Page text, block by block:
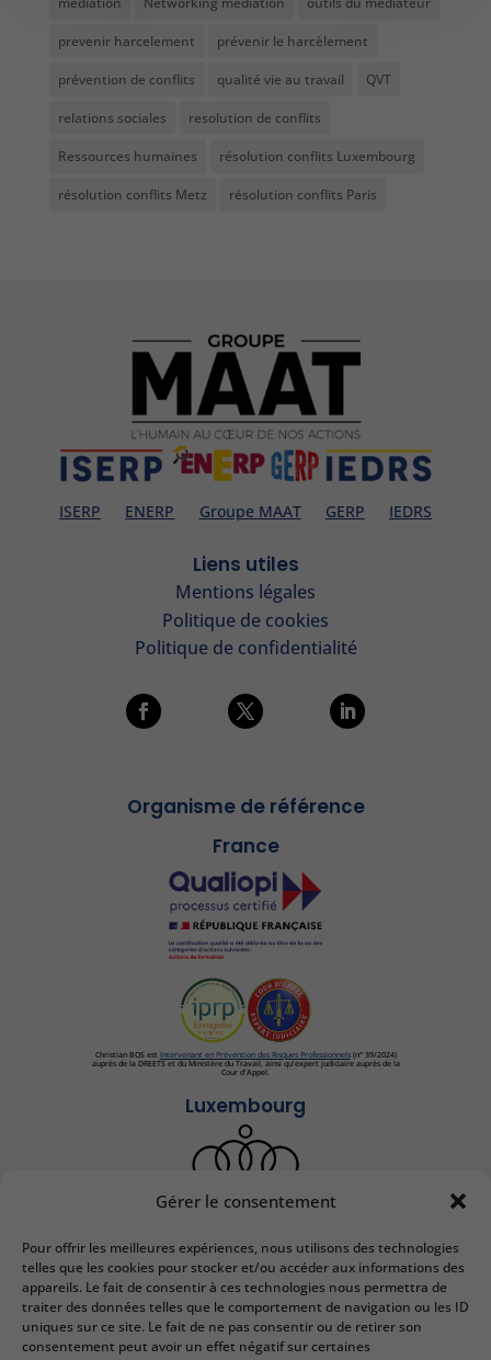
Gérer le consentement
Pour offrir les meilleures expériences, nous utilisons des technologies
telles que les cookies pour stocker et/ou accéder aux informations des
appareils. Le fait de consentir à ces technologies nous permettra de
traiter des données telles que le comportement de navigation ou les ID
uniques sur ce site. Le fait de ne pas consentir ou de retirer son
consentement peut avoir un effet négatif sur certaines
prevenir harcelement prévenir le harcèlement
prévention de conflits qualité vie au travail QVT
relations sociales resolution de conflits
Ressources humaines résolution conflits Luxembourg
résolution conflits Metz résolution conflits Paris
Organisme de référence
France
Christian BOS est Intervenant en Prévention des Risques Professionnels(n° 39/2024)
auprès de la DREETS et du Ministère du Travail, ainsi qu'expert judiciaire auprès de la
Cour d'Appel.
Luxembourg
ISERP ENERP Groupe MAAT GERP IEDRS
Liens utiles
Mentions légales
Politique de cookies
Politique de confidentialité
IEDRS France
2 bis Rue Lafayette
57000 Metz
Email :contact@iedrs.com
Tél. :+33 (0)3 87 50 81 58